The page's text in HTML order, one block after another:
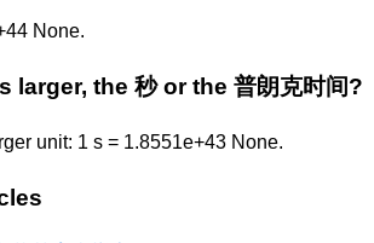
None.
larger, the 秒 or the 普朗克时间?
unit: 1 s = 1.8551e+43 None.